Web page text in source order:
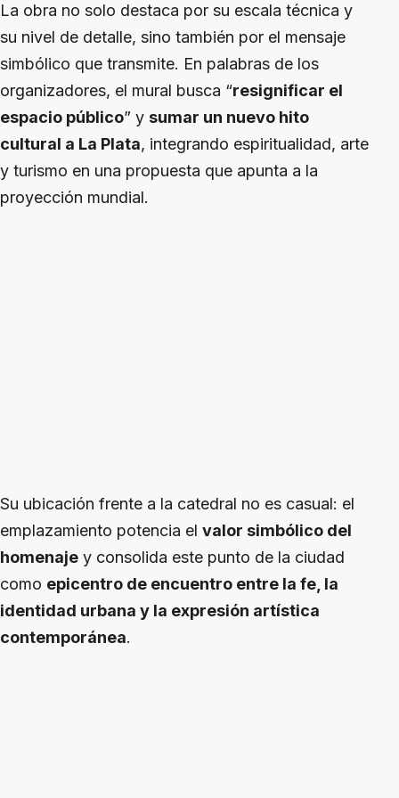
La obra no solo destaca por su escala técnica y
su nivel de detalle, sino también por el mensaje
simbólico que transmite. En palabras de los
organizadores, el mural busca “resignificar el
espacio público” y sumar un nuevo hito
cultural a La Plata, integrando espiritualidad, arte
y turismo en una propuesta que apunta a la
proyección mundial.
Su ubicación frente a la catedral no es casual: el
emplazamiento potencia el valor simbólico del
homenaje y consolida este punto de la ciudad
como epicentro de encuentro entre la fe, la
identidad urbana y la expresión artística
contemporánea.